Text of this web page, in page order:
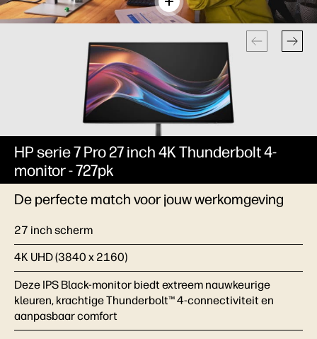
HP serie 7 Pro 27 inch 4K Thunderbolt 4-
monitor - 727pk
De perfecte match voor jouw werkomgeving
27 inch scherm
4K UHD (3840 x 2160)
Deze IPS Black-monitor biedt extreem nauwkeurige
kleuren, krachtige Thunderbolt™ 4-connectiviteit en
aanpasbaar comfort